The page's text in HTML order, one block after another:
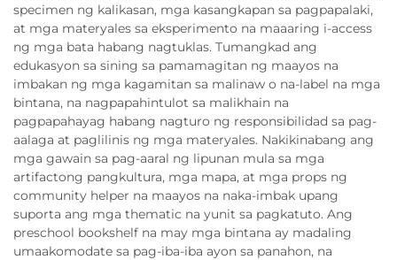
specimen ng kalikasan, mga kasangkapan sa pagpapalaki,
at mga materyales sa eksperimento na maaaring i-access
ng mga bata habang nagtuklas. Tumangkad ang
edukasyon sa sining sa pamamagitan ng maayos na
imbakan ng mga kagamitan sa malinaw o na-label na mga
bintana, na nagpapahintulot sa malikhain na
pagpapahayag habang nagturo ng responsibilidad sa pag-
aalaga at paglilinis ng mga materyales. Nakikinabang ang
mga gawain sa pag-aaral ng lipunan mula sa mga
artifactong pangkultura, mga mapa, at mga props ng
community helper na maayos na naka-imbak upang
suporta ang mga thematic na yunit sa pagkatuto. Ang
preschool bookshelf na may mga bintana ay madaling
umaakomodate sa pag-iba-iba ayon sa panahon, na